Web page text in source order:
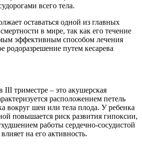
всего тела.
оставаться одной из главных
в мире, так как его течение
эффективным способом лечения
родоразрешение путем кесарева
триместре – это акушерская
расположением петель
вокруг шеи или тела плода. У ребенка
повышается риск развития гипоксии,
работы сердечно-сосудистой
на его активность.